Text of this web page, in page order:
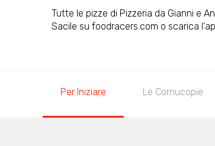
Tutte le pizze di Pizzeria da Gianni e
Sacile su foodracers.com o scarica
Per Iniziare Le Cornucopie